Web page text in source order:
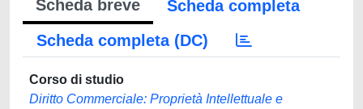
Scheda breve
Scheda completa
Scheda completa (DC)
Corso di studio
Diritto Commerciale: Proprietà Intellettuale e